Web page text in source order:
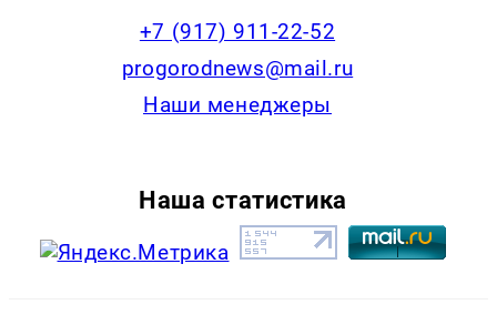
+7 (917) 911-22-52
progorodnews@mail.ru
Наши менеджеры
Наша статистика